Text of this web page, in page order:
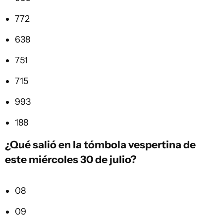
772
638
751
715
993
188
¿Qué salió en latómbola vespertinade
este miércoles 30 de julio?
08
09